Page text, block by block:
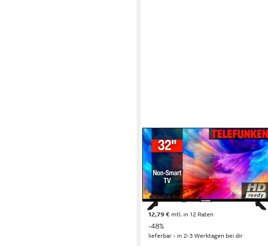
TELEFUNKEN
OS-32H71 LCD-LED Fernseher
80 cm/32 Zoll Diagonale
LCD
Bildschirmtechnologie
HD-ready Auflösung
Produktdatenblatt
(110)
140,07 €
12,79 € mtl. in 12 Raten
-48%
lieferbar - in 2-3 Werktagen bei dir